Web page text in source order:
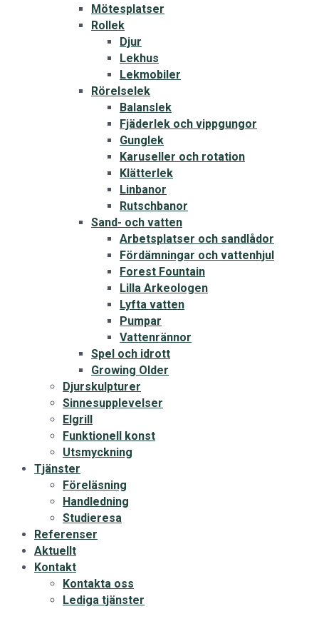
Mötesplatser
Rollek
Djur
Lekhus
Lekmobiler
Rörelselek
Balanslek
Fjäderlek och vippgungor
Gunglek
Karuseller och rotation
Klätterlek
Linbanor
Rutschbanor
Sand- och vatten
Arbetsplatser och sandlådor
Fördämningar och vattenhjul
Forest Fountain
Lilla Arkeologen
Lyfta vatten
Pumpar
Vattenrännor
Spel och idrott
Growing Older
Djurskulpturer
Sinnesupplevelser
Elgrill
Funktionell konst
Utsmyckning
Tjänster
Föreläsning
Handledning
Studieresa
Referenser
Aktuellt
Kontakt
Kontakta oss
Lediga tjänster